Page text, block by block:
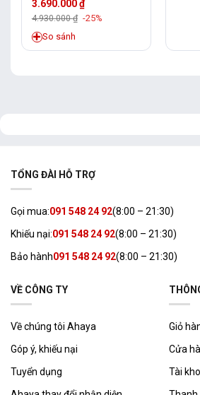
3.690.000₫
4.930.000₫ -25%
So sánh
TỔNG ĐÀI HỖ TRỢ
Gọi mua:091 548 24 92(8:00 – 21:30)
Khiếu nại:091 548 24 92(8:00 – 21:30)
Bảo hành091 548 24 92(8:00 – 21:30)
VỀ CÔNG TY
Về chúng tôi Ahaya
Góp ý, khiếu nại
Tuyển dụng
Giỏ
Cửa
Tài